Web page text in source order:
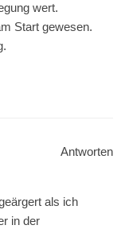
wert.
Start gewesen.
als ich
in der
Antworten